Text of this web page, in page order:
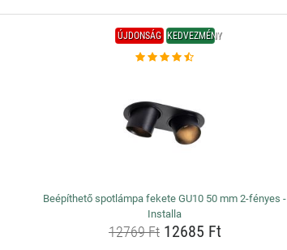
ÚJDONSÁG KEDVEZMÉNY
Beépíthető spotlámpa fekete GU10 50 mm 2-fényes -
Installa
12769 Ft12685 Ft